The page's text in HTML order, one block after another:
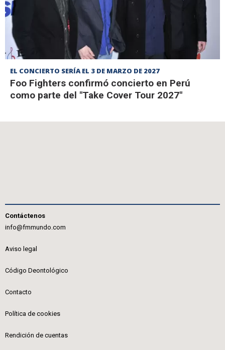
EL CONCIERTO SERÍA EL 3 DE MARZO DE 2027
Foo Fighters confirmó concierto en Perú
como parte del "Take Cover Tour 2027"
Contáctenos
info@fmmundo.com
Aviso legal
Código Deontológico
Contacto
Política de cookies
Rendición de cuentas